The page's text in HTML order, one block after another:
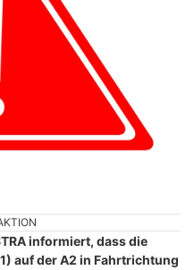
informiert, dass die
auf der A2 in Fahrtrichtung